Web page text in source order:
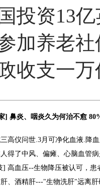
投资13
加养老
收支一
] 鼻炎、咽炎久为何治不愈
高仪问世.3月可净化血液.降
得了中风、偏瘫、心脑血管
] 高血压--生物降压被认可，患
、酒精肝---"生物洗肝"远离肝